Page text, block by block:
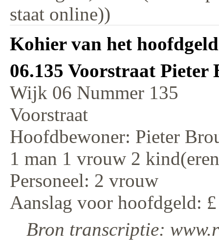
staat online))
Kohier van het
06.135 Voorstraat Pieter
Wijk 06 Nummer 135
Voorstraat
Hoofdbewoner: Pieter
1 man 1 vrouw 2
Personeel: 2 vrouw
Aanslag voor hoofdgeld:
Bron transcriptie: